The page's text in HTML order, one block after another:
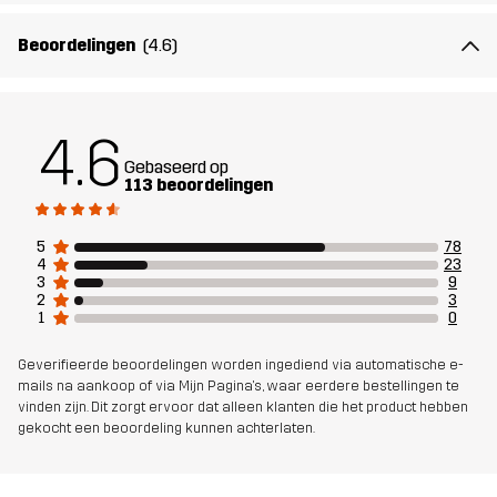
Materiál 1
94% Polyamide, 6% Elastaan
Voering 80% Polyester (Gerecycled), 20% Katoen
Duurzaamheid Bluesign® approved lees hier
Ontworpen
voor
ALLROUND WANDELEN
Beoordelingen (4.6)
4.6 Gebaseerd op
113 beoordelingen
5
78
4
23
3
9
2
3
1
0
Geverifieerde beoordelingen worden ingediend via automatische e-
mails na aankoop of via Mijn Pagina's, waar eerdere bestellingen te
vinden zijn. Dit zorgt ervoor dat alleen klanten die het product hebben
gekocht een beoordeling kunnen achterlaten.